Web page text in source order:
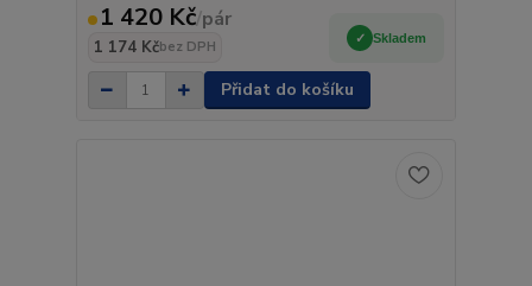
1 420 Kč/pár
1 174 Kčbez DPH
Skladem
Přidat do košíku